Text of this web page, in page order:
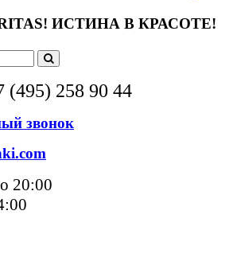
ИСТИНА В КРАСОТЕ!
(495) 258 90 44
звонок
20:00